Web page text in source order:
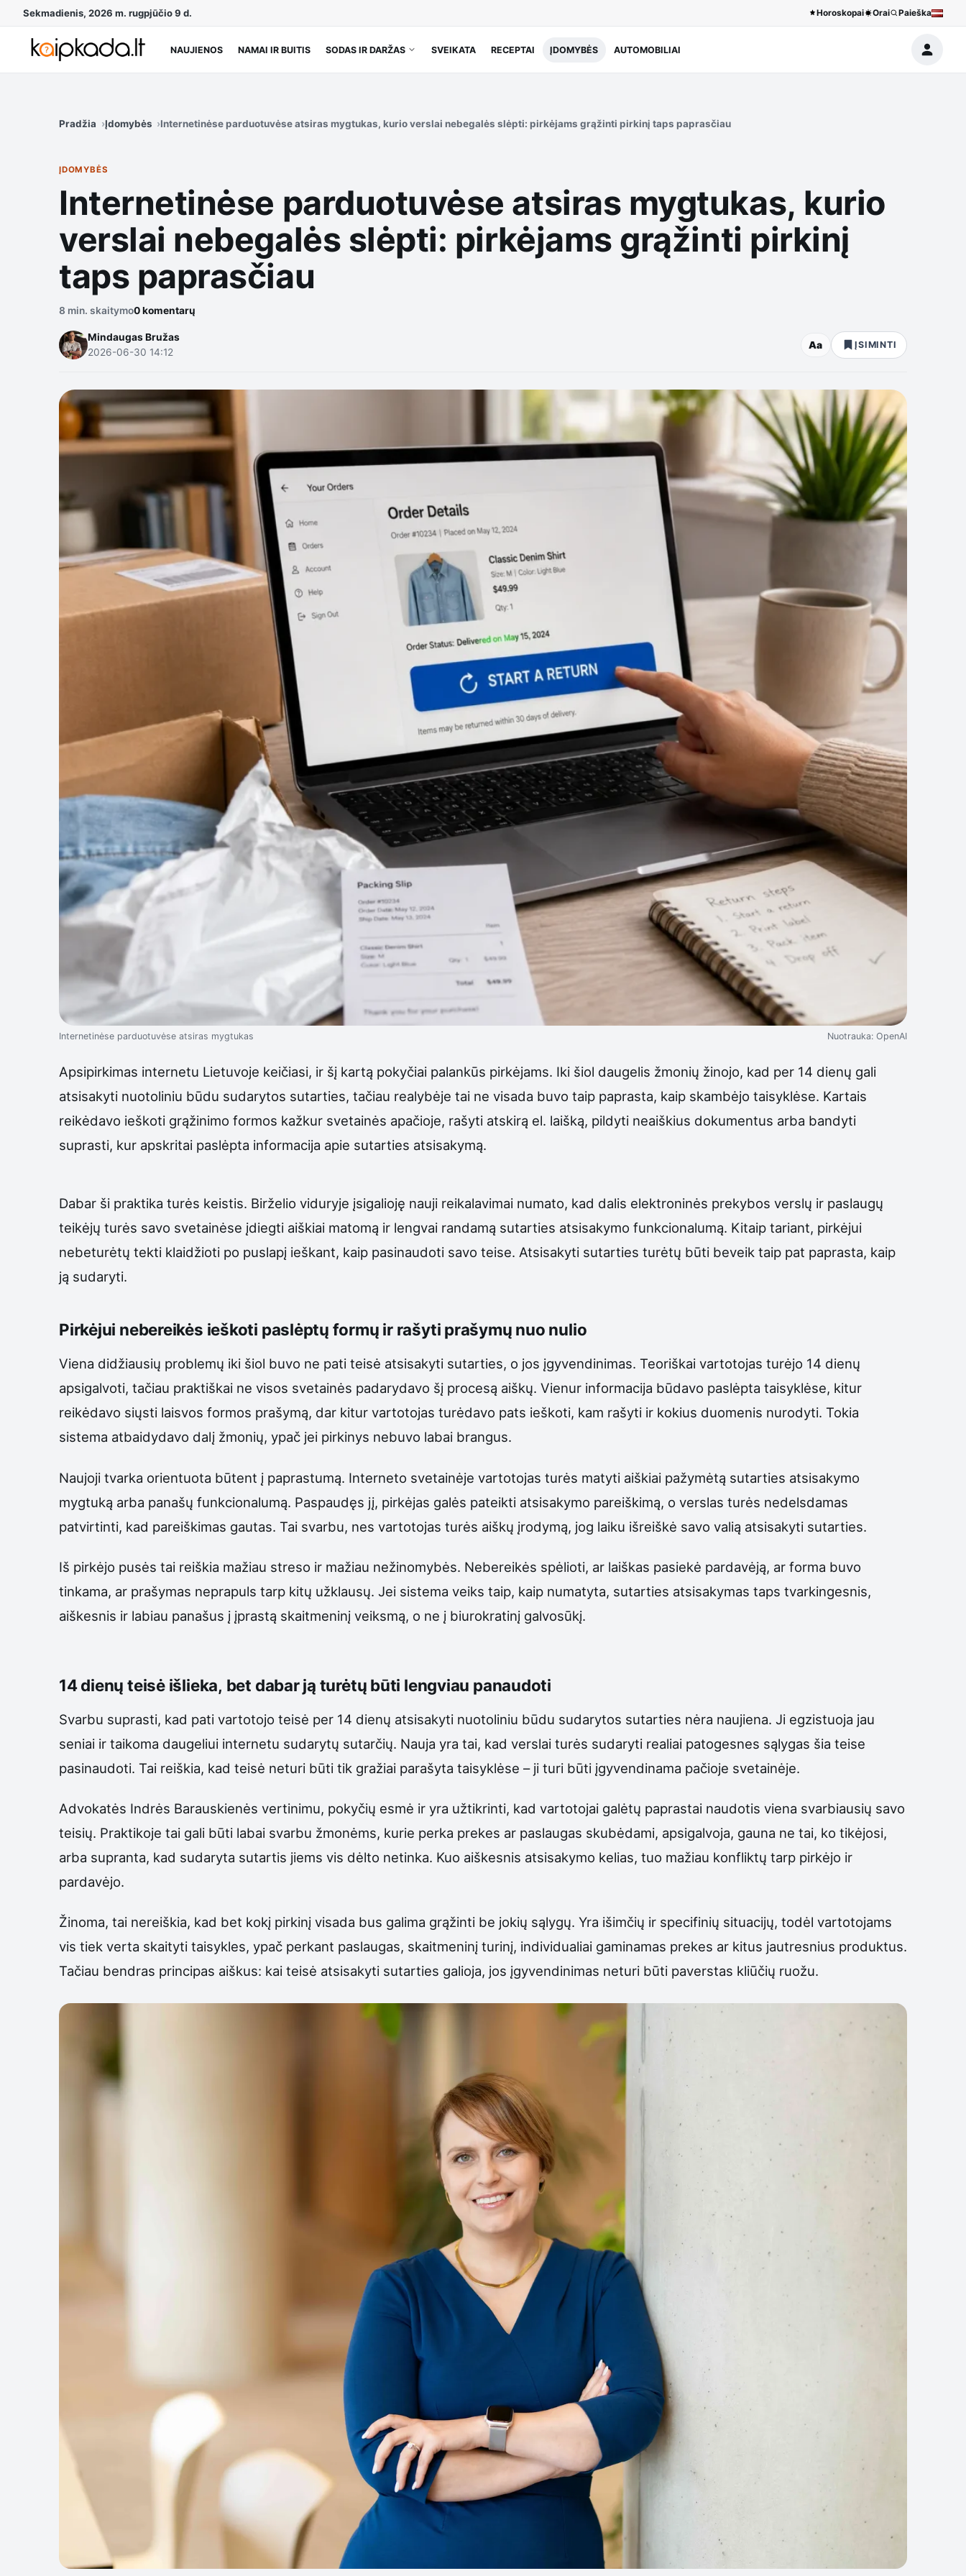
Sekmadienis, 2026 m. rugpjūčio 9 d. Horoskopai Orai Paieška
NAUJIENOS NAMAI IR BUITIS SODAS IR DARŽAS SVEIKATA RECEPTAI ĮDOMYBĖS AUTOMOBILIAI
Pradžia Įdomybės Internetinėse parduotuvėse atsiras mygtukas, kurio verslai nebegalės slėpti: pirkėjams grąžinti pirkinį taps paprasčiau
ĮDOMYBĖS
Internetinėse parduotuvėse atsiras mygtukas, kurio
verslai nebegalės slėpti: pirkėjams grąžinti pirkinį
taps paprasčiau
8 min. skaitymo0 komentarų
Mindaugas Bružas
2026-06-30 14:12
Aa ĮSIMINTI
Internetinėse parduotuvėse atsiras mygtukas Nuotrauka: OpenAI
Apsipirkimas internetu Lietuvoje keičiasi, ir šį kartą pokyčiai palankūs pirkėjams. Iki šiol daugelis žmonių žinojo, kad per 14 dienų gali
atsisakyti nuotoliniu būdu sudarytos sutarties, tačiau realybėje tai ne visada buvo taip paprasta, kaip skambėjo taisyklėse. Kartais
reikėdavo ieškoti grąžinimo formos kažkur svetainės apačioje, rašyti atskirą el. laišką, pildyti neaiškius dokumentus arba bandyti
suprasti, kur apskritai paslėpta informacija apie sutarties atsisakymą.
Dabar ši praktika turės keistis. Birželio viduryje įsigalioję nauji reikalavimai numato, kad dalis elektroninės prekybos verslų ir paslaugų
teikėjų turės savo svetainėse įdiegti aiškiai matomą ir lengvai randamą sutarties atsisakymo funkcionalumą. Kitaip tariant, pirkėjui
nebeturėtų tekti klaidžioti po puslapį ieškant, kaip pasinaudoti savo teise. Atsisakyti sutarties turėtų būti beveik taip pat paprasta, kaip
ją sudaryti.
Pirkėjui nebereikės ieškoti paslėptų formų ir rašyti prašymų nuo nulio
Viena didžiausių problemų iki šiol buvo ne pati teisė atsisakyti sutarties, o jos įgyvendinimas. Teoriškai vartotojas turėjo 14 dienų
apsigalvoti, tačiau praktiškai ne visos svetainės padarydavo šį procesą aiškų. Vienur informacija būdavo paslėpta taisyklėse, kitur
reikėdavo siųsti laisvos formos prašymą, dar kitur vartotojas turėdavo pats ieškoti, kam rašyti ir kokius duomenis nurodyti. Tokia
sistema atbaidydavo dalį žmonių, ypač jei pirkinys nebuvo labai brangus.
Naujoji tvarka orientuota būtent į paprastumą. Interneto svetainėje vartotojas turės matyti aiškiai pažymėtą sutarties atsisakymo
mygtuką arba panašų funkcionalumą. Paspaudęs jį, pirkėjas galės pateikti atsisakymo pareiškimą, o verslas turės nedelsdamas
patvirtinti, kad pareiškimas gautas. Tai svarbu, nes vartotojas turės aiškų įrodymą, jog laiku išreiškė savo valią atsisakyti sutarties.
Iš pirkėjo pusės tai reiškia mažiau streso ir mažiau nežinomybės. Nebereikės spėlioti, ar laiškas pasiekė pardavėją, ar forma buvo
tinkama, ar prašymas neprapuls tarp kitų užklausų. Jei sistema veiks taip, kaip numatyta, sutarties atsisakymas taps tvarkingesnis,
aiškesnis ir labiau panašus į įprastą skaitmeninį veiksmą, o ne į biurokratinį galvosūkį.
14 dienų teisė išlieka, bet dabar ją turėtų būti lengviau panaudoti
Svarbu suprasti, kad pati vartotojo teisė per 14 dienų atsisakyti nuotoliniu būdu sudarytos sutarties nėra naujiena. Ji egzistuoja jau
seniai ir taikoma daugeliui internetu sudarytų sutarčių. Nauja yra tai, kad verslai turės sudaryti realiai patogesnes sąlygas šia teise
pasinaudoti. Tai reiškia, kad teisė neturi būti tik gražiai parašyta taisyklėse – ji turi būti įgyvendinama pačioje svetainėje.
Advokatės Indrės Barauskienės vertinimu, pokyčių esmė ir yra užtikrinti, kad vartotojai galėtų paprastai naudotis viena svarbiausių savo
teisių. Praktikoje tai gali būti labai svarbu žmonėms, kurie perka prekes ar paslaugas skubėdami, apsigalvoja, gauna ne tai, ko tikėjosi,
arba supranta, kad sudaryta sutartis jiems vis dėlto netinka. Kuo aiškesnis atsisakymo kelias, tuo mažiau konfliktų tarp pirkėjo ir
pardavėjo.
Žinoma, tai nereiškia, kad bet kokį pirkinį visada bus galima grąžinti be jokių sąlygų. Yra išimčių ir specifinių situacijų, todėl vartotojams
vis tiek verta skaityti taisykles, ypač perkant paslaugas, skaitmeninį turinį, individualiai gaminamas prekes ar kitus jautresnius produktus.
Tačiau bendras principas aiškus: kai teisė atsisakyti sutarties galioja, jos įgyvendinimas neturi būti paverstas kliūčių ruožu.